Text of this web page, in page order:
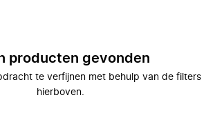
producten gevonden
te verfijnen met behulp van de filters
hierboven.